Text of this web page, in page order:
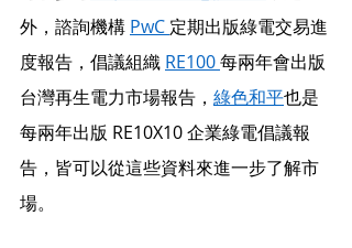
外，諮詢機構 PwC 定期出版綠電交易進
度報告，倡議組織 RE100每兩年會出版
台灣再生電力市場報告， 綠色和平也是
每兩年出版 RE10X10 企業綠電倡議報
告，皆可以從這些資料來進一步了解市
場。